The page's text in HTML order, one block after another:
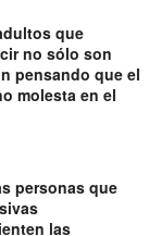
que
no sólo son
pensando que el
molesta en el
personas que
las